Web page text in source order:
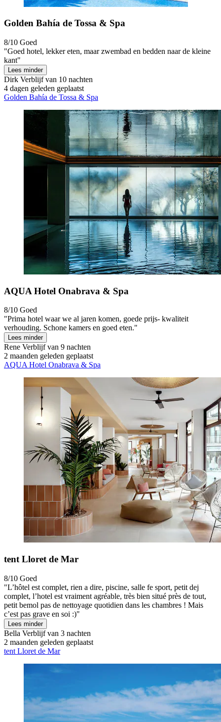
Golden Bahía de Tossa & Spa
8/10 Goed
"Goed hotel, lekker eten, maar zwembad en bedden naar de kleine
kant"
Lees minder
Dirk Verblijf van 10 nachten
4 dagen geleden geplaatst
Golden Bahía de Tossa & Spa
AQUA Hotel Onabrava & Spa
8/10 Goed
"Prima hotel waar we al jaren komen, goede prijs- kwaliteit
verhouding. Schone kamers en goed eten."
Lees minder
Rene Verblijf van 9 nachten
2 maanden geleden geplaatst
AQUA Hotel Onabrava & Spa
tent Lloret de Mar
8/10 Goed
"L’hôtel est complet, rien a dire, piscine, salle fe sport, petit dej
complet, l’hotel est vraiment agréable, très bien situé près de tout,
petit bemol pas de nettoyage quotidien dans les chambres ! Mais
c’est pas grave en soi :)"
Lees minder
Bella Verblijf van 3 nachten
2 maanden geleden geplaatst
tent Lloret de Mar